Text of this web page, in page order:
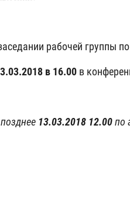
рабочей группы
в 16.00 в
13.03.2018 12.00по